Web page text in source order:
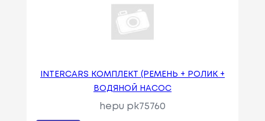
INTERCARS КОМПЛЕКТ (РЕМЕНЬ + РОЛИК +
ВОДЯНОЙ НАСОС
hepu pk75760